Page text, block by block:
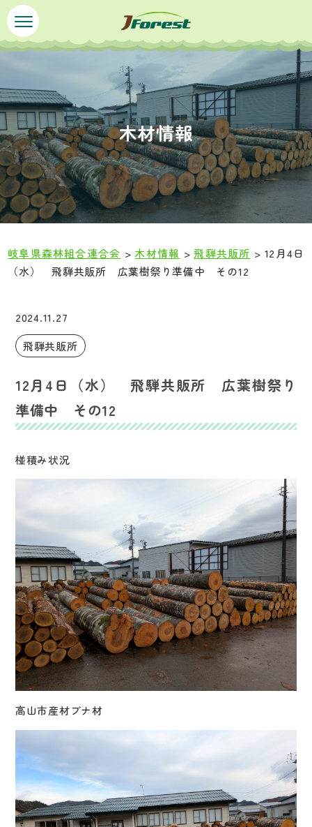
ペ
ー
ジ
頭
で
す
。
メ
ニ
ュ
飛
ば
し
て
本
文
へ
木材情報
岐阜県森林組合連合会 >木材情報 >飛騨共販所 > 12月4日
（水） 飛騨共販所 広葉樹祭り準備中 その12
2024.11.27
飛騨共販所
12月4日（水） 飛騨共販所 広葉樹祭り
準備中 その12
椪積み状況
高山市産材ブナ材